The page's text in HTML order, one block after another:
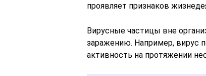
проявляет признаков
Вирусные частицы вне
заражению. Например, вирус
активность на протяжении